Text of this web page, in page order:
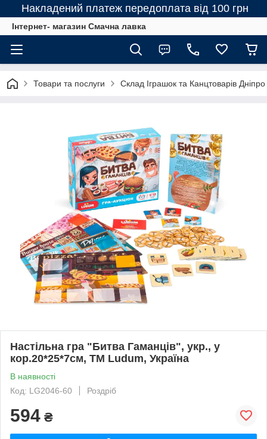
Накладений платеж передоплата від 100 грн
Інтернет- магазин Смачна лавка
Товари та послуги Склад Іграшок та Канцтоварів Дніпро
Настільна гра "Битва Гаманців", укр., у
кор.20*25*7см, ТМ Ludum, Україна
В наявності
Код: LG2046-60
Роздріб
594 ₴